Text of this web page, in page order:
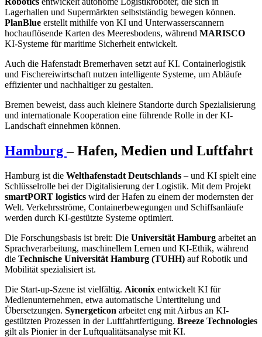
Lagerhallen und Supermärkten selbstständig bewegen können.
PlanBlue erstellt mithilfe von KI und Unterwasserscannern
hochauflösende Karten des Meeresbodens, während MARISCO
KI-Systeme für maritime Sicherheit entwickelt.
Auch die Hafenstadt Bremerhaven setzt auf KI. Containerlogistik
und Fischereiwirtschaft nutzen intelligente Systeme, um Abläufe
effizienter und nachhaltiger zu gestalten.
Bremen beweist, dass auch kleinere Standorte durch Spezialisierung
und internationale Kooperation eine führende Rolle in der KI-
Landschaft einnehmen können.
Hamburg– Hafen, Medien und Luftfahrt
Hamburg ist die Welthafenstadt Deutschlands – und KI spielt eine
Schlüsselrolle bei der Digitalisierung der Logistik. Mit dem Projekt
smartPORT logistics wird der Hafen zu einem der modernsten der
Welt. Verkehrsströme, Containerbewegungen und Schiffsanläufe
werden durch KI-gestützte Systeme optimiert.
Die Forschungsbasis ist breit: Die Universität Hamburg arbeitet an
Sprachverarbeitung, maschinellem Lernen und KI-Ethik, während
die Technische Universität Hamburg (TUHH) auf Robotik und
Mobilität spezialisiert ist.
Die Start-up-Szene ist vielfältig. Aiconix entwickelt KI für
Medienunternehmen, etwa automatische Untertitelung und
Übersetzungen. Synergeticon arbeitet eng mit Airbus an KI-
gestützten Prozessen in der Luftfahrtfertigung. Breeze Technologies
gilt als Pionier in der Luftqualitätsanalyse mit KI.